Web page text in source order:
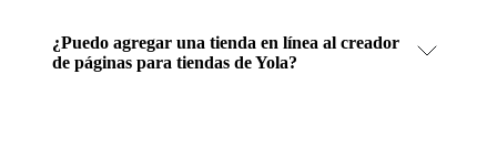
¿Puedo agregar una tienda en línea al creador
de páginas para tiendas de Yola?